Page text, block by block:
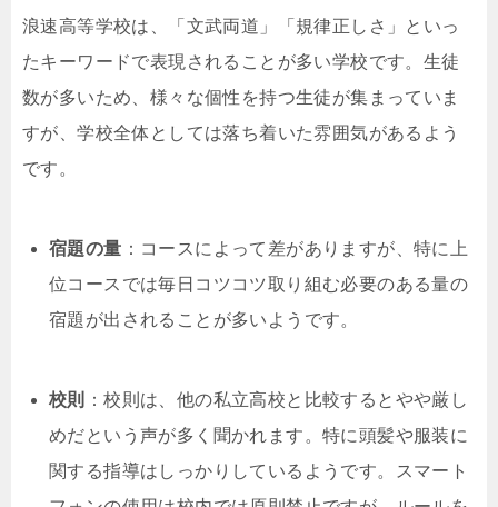
浪速高等学校は、「文武両道」「規律正しさ」といっ
たキーワードで表現されることが多い学校です。生徒
数が多いため、様々な個性を持つ生徒が集まっていま
すが、学校全体としては落ち着いた雰囲気があるよう
です。
宿題の量 ：コースによって差がありますが、特に上
位コースでは毎日コツコツ取り組む必要のある量の
宿題が出されることが多いようです。
校則
：校則は、他の私立高校と比較するとやや厳し
めだという声が多く聞かれます。特に頭髪や服装に
関する指導はしっかりしているようです。スマート